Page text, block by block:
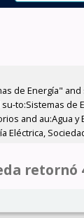
de Energía" and
to:Sistemas de
and au:Agua
Eléctrica,
retornó